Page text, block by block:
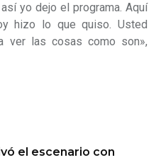
yo dejo el programa. Aquí
hizo lo que quiso. Usted
ver las cosas como son»,
el escenario con